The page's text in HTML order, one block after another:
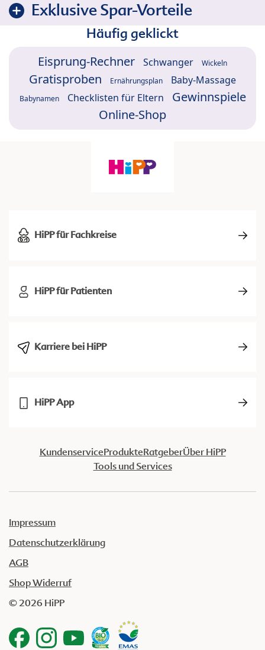
Exklusive Spar-Vorteile
Häufig geklickt
Eisprung-Rechner Schwanger Wickeln
Gratisproben Ernährungsplan Baby-Massage
Babynamen Checklisten für Eltern
Gewinnspiele
Online-Shop
HiPP für Fachkreise
HiPP für Patienten
Karriere bei HiPP
HiPP App
KundenserviceProdukteRatgeberÜber HiPP
Tools und Services
Impressum
Datenschutzerklärung
AGB
Shop Widerruf
© 2026 HiPP